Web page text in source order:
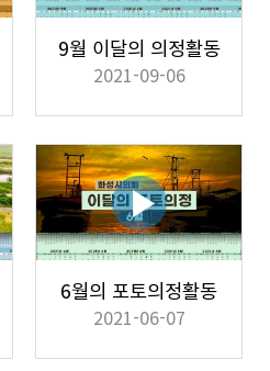
9월 이달의 의정활동
2021-09-06
6월의 포토의정활동
2021-06-07